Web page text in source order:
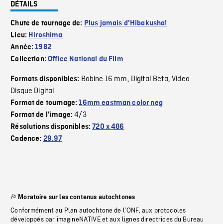
DÉTAILS
Chute de tournage de: Plus jamais d'Hibakusha!
Lieu: Hiroshima
Année:1982
Collection:Office National du Film
Formats disponibles: Bobine 16 mm, Digital Beta,Video
Disque Digital
Format de tournage:16mm eastman color neg
Format de l'image:4/3
Résolutions disponibles:720 x 486
Cadence: 29.97
Moratoire sur les contenus autochtones
Conformément au Plan autochtone de l’ONF, aux protocoles
développés par imagineNATIVE et aux lignes directrices du Bureau